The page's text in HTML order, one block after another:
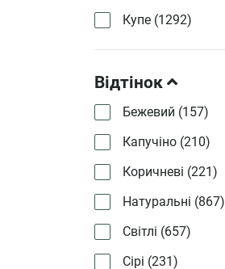
Купе (1292)
Відтінок
Бежевий (157)
Капучіно (210)
Коричневі (221)
Натуральні (867)
Світлі (657)
Сірі (231)